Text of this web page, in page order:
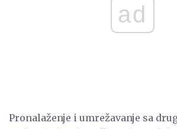
ad
Pronalaženje i umrežavanje sa